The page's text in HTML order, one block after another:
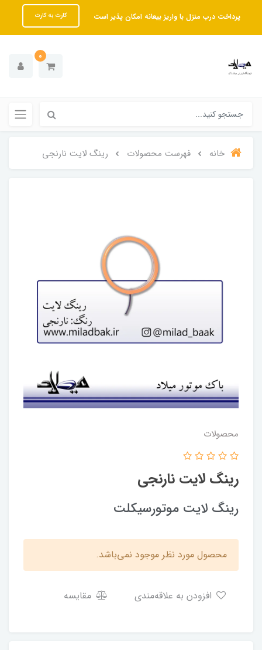
پرداخت درب منزل با واریز بیعانه امکان پذیر است کارت به کارت
0
خانه فهرست محصولات رینگ لایت نارنجی
محصولات
رینگ لایت نارنجی
رینگ لایت موتورسیکلت
محصول مورد نظر موجود نمی‌باشد.
مقایسه